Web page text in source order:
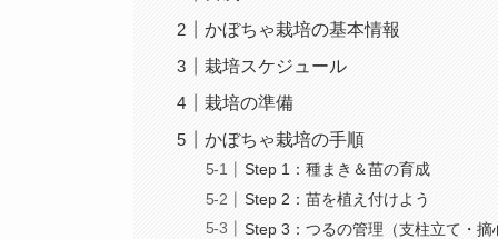
かぼちゃ栽培の基本情報
栽培スケジュール
栽培の準備
かぼちゃ栽培の手順
Step 1：種まき＆苗の育成
Step 2：苗を植え付けよう
Step 3：つるの管理（支柱立て・摘